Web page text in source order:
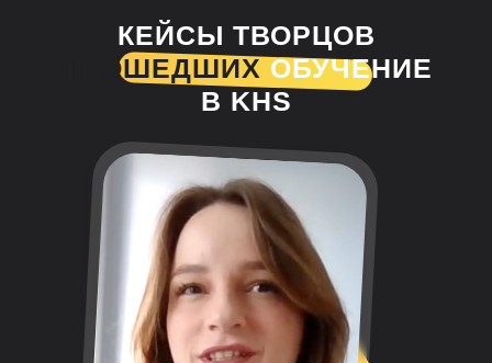
КЕЙСЫ ТВОРЦОВ
ПРОШЕДШИХ ОБУЧЕНИЕ
В KHS